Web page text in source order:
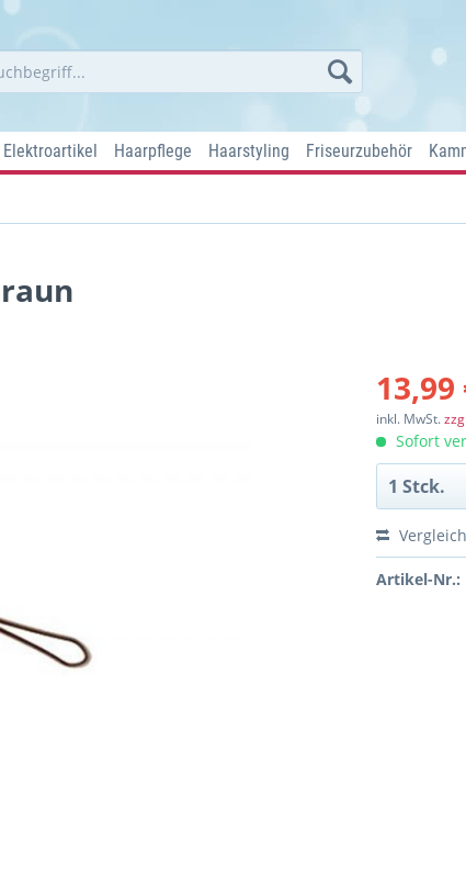
Elektroartikel Haarpflege Haarstyling Friseurzubehör
13,99
inkl. MwSt.
Sofort
Artikel-Nr.: